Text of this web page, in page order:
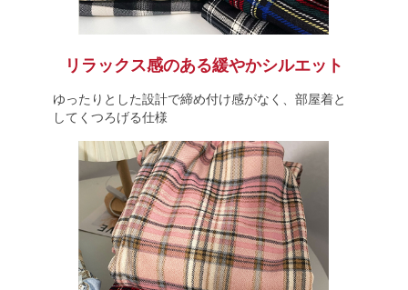
リラックス感のある緩やかシルエット
ゆったりとした設計で締め付け感がなく、部屋着と
してくつろげる仕様